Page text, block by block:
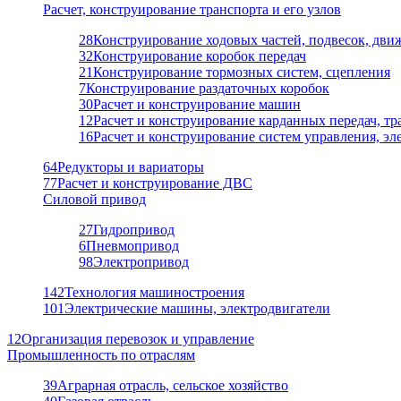
Расчет, конструирование транспорта и его узлов
28Конструирование ходовых частей, подвесок,
32Конструирование коробок передач
21Конструирование тормозных систем, сцепления
7Конструирование раздаточных коробок
30Расчет и конструирование машин
12Расчет и конструирование карданных передач,
16Расчет и конструирование систем управления,
64Редукторы и вариаторы
77Расчет и конструирование ДВС
Силовой привод
27Гидропривод
6Пневмопривод
98Электропривод
142Технология машиностроения
101Электрические машины, электродвигатели
12Организация перевозок и управление
Промышленность по отраслям
39Аграрная отрасль, сельское хозяйство